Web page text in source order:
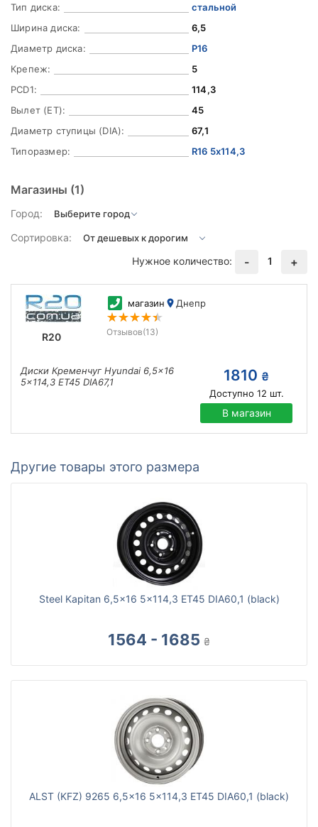
Тип диска:
стальной
Ширина диска:
6,5
Диаметр диска:
Р16
Крепеж:
5
PCD1:
114,3
Вылет (ET):
45
Диаметр ступицы (DIA):
67,1
Типоразмер:
R16 5x114,3
Магазины (1)
Город:
Сортировка:
Нужное количество:
- 1 +
R20
магазин Днепр
Отзывов(13)
Диски Кременчуг Hyundai 6,5x16
5x114,3 ET45 DIA67,1
1810 ₴
Доступно 12 шт.
В магазин
Другие товары этого размера
Steel Kapitan 6,5x16 5x114,3 ET45 DIA60,1 (black)
1564 - 1685 ₴
ALST (KFZ) 9265 6,5x16 5x114,3 ET45 DIA60,1 (black)